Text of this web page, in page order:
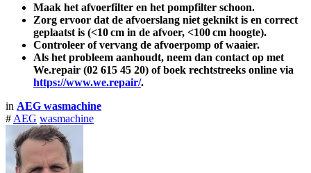
Maak het afvoerfilter en het pompfilter schoon.
Zorg ervoor dat de afvoerslang niet geknikt is en correct
geplaatst is (<10 cm in de afvoer, <100 cm hoogte).
Controleer of vervang de afvoerpomp of waaier.
Als het probleem aanhoudt, neem dan contact op met
We.repair (02 615 45 20) of boek rechtstreeks online via
https://www.we.repair/.
in AEG wasmachine
# AEG wasmachine